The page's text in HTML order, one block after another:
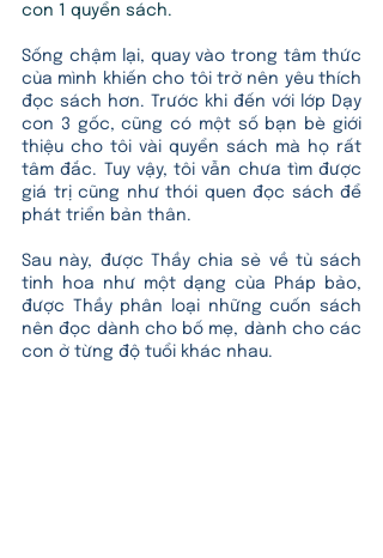
con 1 quyển sách.
Sống chậm lại, quay vào trong tâm thức
của mình khiến cho tôi trở nên yêu thích
đọc sách hơn. Trước khi đến với lớp Dạy
con 3 gốc, cũng có một số bạn bè giới
thiệu cho tôi vài quyển sách mà họ rất
tâm đắc. Tuy vậy, tôi vẫn chưa tìm được
giá trị cũng như thói quen đọc sách để
phát triển bản thân.
Sau này, được Thầy chia sẻ về tủ sách
tinh hoa như một dạng của Pháp bảo,
được Thầy phân loại những cuốn sách
nên đọc dành cho bố mẹ, dành cho các
con ở từng độ tuổi khác nhau.